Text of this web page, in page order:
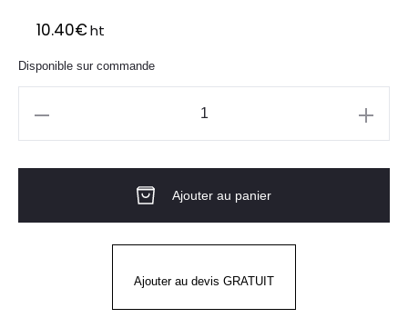
10.40€ht
Disponible sur commande
Ajouter au panier
Ajouter au devis GRATUIT